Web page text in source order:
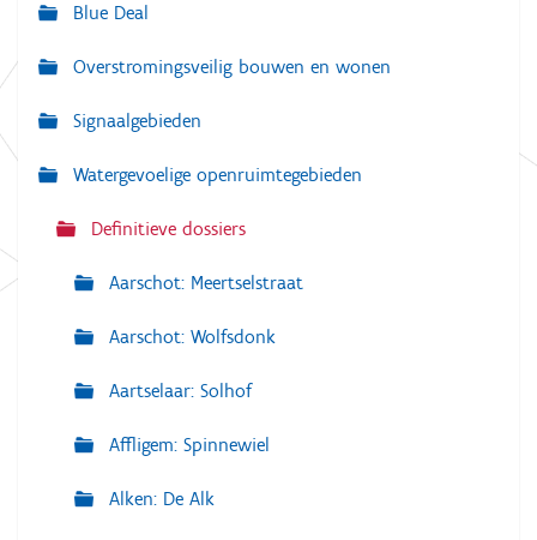
t
Blue Deal
Overstromingsveilig bouwen en wonen
Signaalgebieden
Watergevoelige openruimtegebieden
Definitieve dossiers
Aarschot: Meertselstraat
Aarschot: Wolfsdonk
Aartselaar: Solhof
Affligem: Spinnewiel
Alken: De Alk